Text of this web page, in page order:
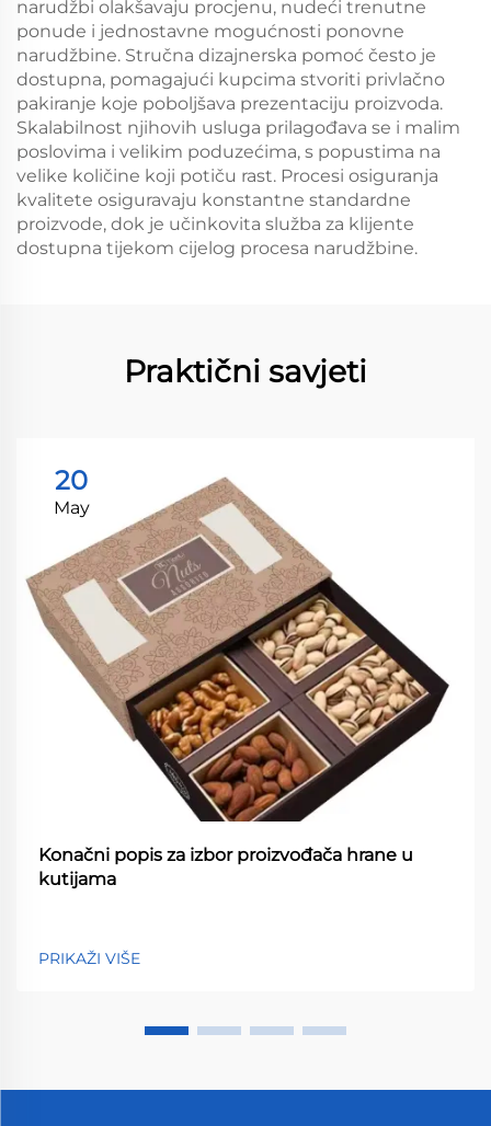
narudžbi olakšavaju procjenu, nudeći trenutne
ponude i jednostavne mogućnosti ponovne
narudžbine. Stručna dizajnerska pomoć često je
dostupna, pomagajući kupcima stvoriti privlačno
pakiranje koje poboljšava prezentaciju proizvoda.
Skalabilnost njihovih usluga prilagođava se i malim
poslovima i velikim poduzećima, s popustima na
velike količine koji potiču rast. Procesi osiguranja
kvalitete osiguravaju konstantne standardne
proizvode, dok je učinkovita služba za klijente
dostupna tijekom cijelog procesa narudžbine.
Praktični savjeti
20
May
Konačni popis za izbor proizvođača hrane u
kutijama
PRIKAŽI VIŠE